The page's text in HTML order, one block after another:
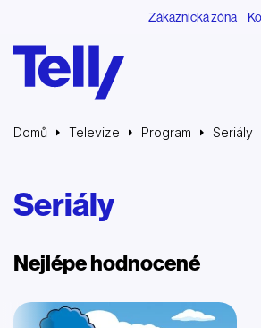
Zákaznická zóna
Domů Televize Program Seriály
Seriály
Nejlépe hodnocené